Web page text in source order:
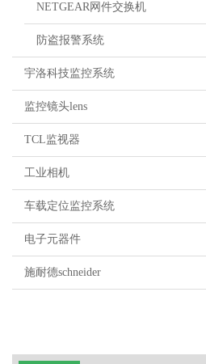
NETGEAR网件交换机
防盗报警系统
宇洛科技监控系统
监控镜头lens
TCL监视器
工业相机
车载定位监控系统
电子元器件
施耐德schneider